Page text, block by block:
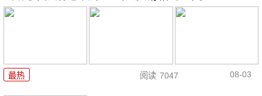
最热 阅读 7047 08-03